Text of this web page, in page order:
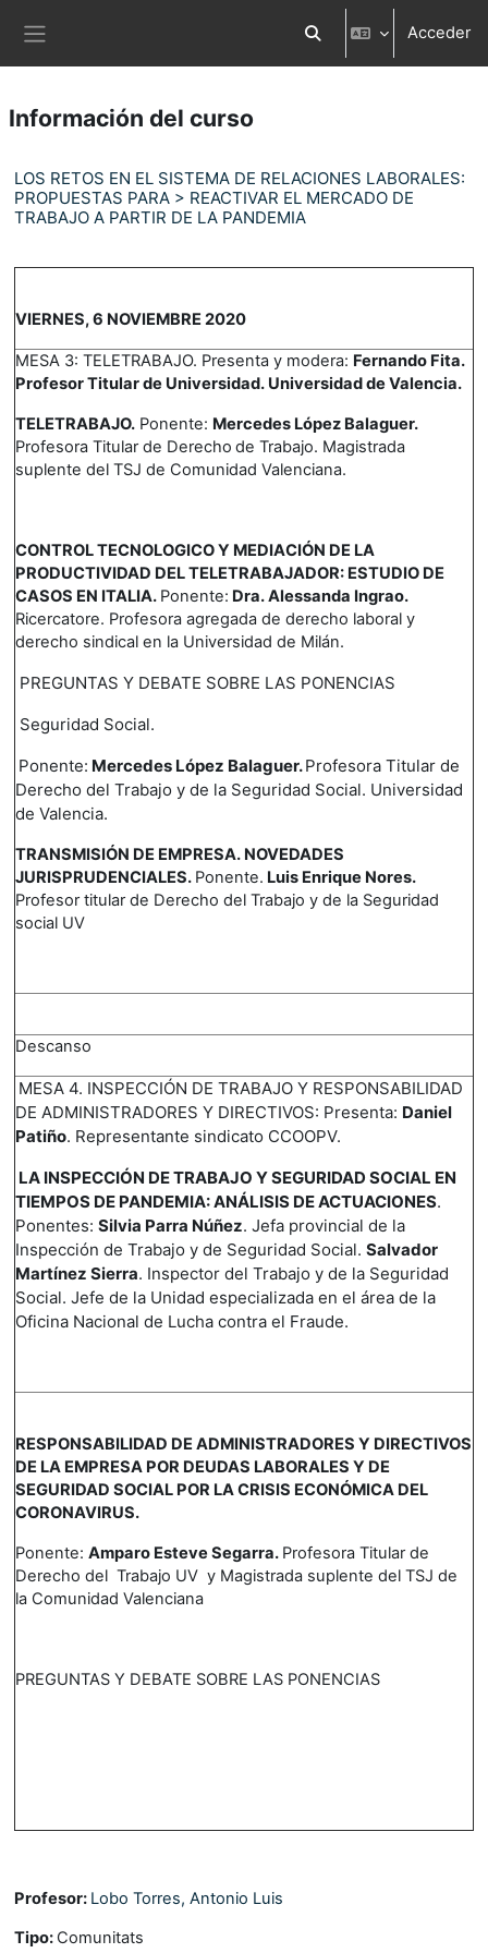
Selector de búsqueda
Acceder
Información del curso
LOS RETOS EN EL SISTEMA DE RELACIONES LABORALES:
PROPUESTAS PARA > REACTIVAR EL MERCADO DE
TRABAJO A PARTIR DE LA PANDEMIA
VIERNES, 6 NOVIEMBRE 2020
MESA 3: TELETRABAJO. Presenta y modera: Fernando Fita.
Profesor Titular de Universidad. Universidad de Valencia.
TELETRABAJO. Ponente: Mercedes López Balaguer.
Profesora Titular de Derecho de Trabajo. Magistrada
suplente del TSJ de Comunidad Valenciana.
CONTROL TECNOLOGICO Y MEDIACIÓN DE LA
PRODUCTIVIDAD DEL TELETRABAJADOR: ESTUDIO DE
CASOS EN ITALIA. Ponente: Dra. Alessanda Ingrao.
Ricercatore. Profesora agregada de derecho laboral y
derecho sindical en la Universidad de Milán.
PREGUNTAS Y DEBATE SOBRE LAS PONENCIAS
Seguridad Social.
Ponente: Mercedes López Balaguer.Profesora Titular de
Derecho del Trabajo y de la Seguridad Social. Universidad
de Valencia.
TRANSMISIÓN DE EMPRESA. NOVEDADES
JURISPRUDENCIALES. Ponente. Luis Enrique Nores.
Profesor titular de Derecho del Trabajo y de la Seguridad
social UV
Descanso
MESA 4. INSPECCIÓN DE TRABAJO Y RESPONSABILIDAD
DE ADMINISTRADORES Y DIRECTIVOS: Presenta: Daniel
Patiño. Representante sindicato CCOOPV.
LA INSPECCIÓN DE TRABAJO Y SEGURIDAD SOCIAL EN
TIEMPOS DE PANDEMIA: ANÁLISIS DE ACTUACIONES.
Ponentes: Silvia Parra Núñez. Jefa provincial de la
Inspección de Trabajo y de Seguridad Social. Salvador
Martínez Sierra. Inspector del Trabajo y de la Seguridad
Social. Jefe de la Unidad especializada en el área de la
Oficina Nacional de Lucha contra el Fraude.
RESPONSABILIDAD DE ADMINISTRADORES Y DIRECTIVOS
DE LA EMPRESA POR DEUDAS LABORALES Y DE
SEGURIDAD SOCIAL POR LA CRISIS ECONÓMICA DEL
CORONAVIRUS.
Ponente: Amparo Esteve Segarra. Profesora Titular de
Derecho del Trabajo UV y Magistrada suplente del TSJ de
la Comunidad Valenciana
PREGUNTAS Y DEBATE SOBRE LAS PONENCIAS
Profesor: Lobo Torres, Antonio Luis
Tipo: Comunitats